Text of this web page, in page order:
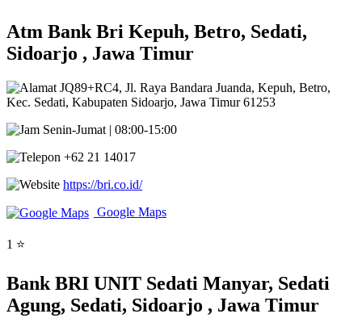
Atm Bank Bri Kepuh, Betro, Sedati,
Sidoarjo , Jawa Timur
JQ89+RC4, Jl. Raya Bandara Juanda, Kepuh, Betro,
Kec. Sedati, Kabupaten Sidoarjo, Jawa Timur 61253
Senin-Jumat | 08:00-15:00
+62 21 14017
https://bri.co.id/
Google Maps
1 ⭐
Bank BRI UNIT Sedati Manyar, Sedati
Agung, Sedati, Sidoarjo , Jawa Timur